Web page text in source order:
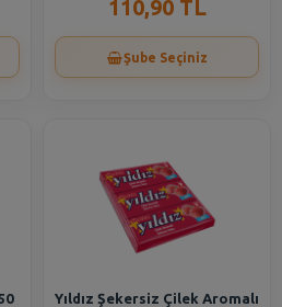
110,90 TL
Şube Seçiniz
Yıldız Şekersiz Çilek Aromalı